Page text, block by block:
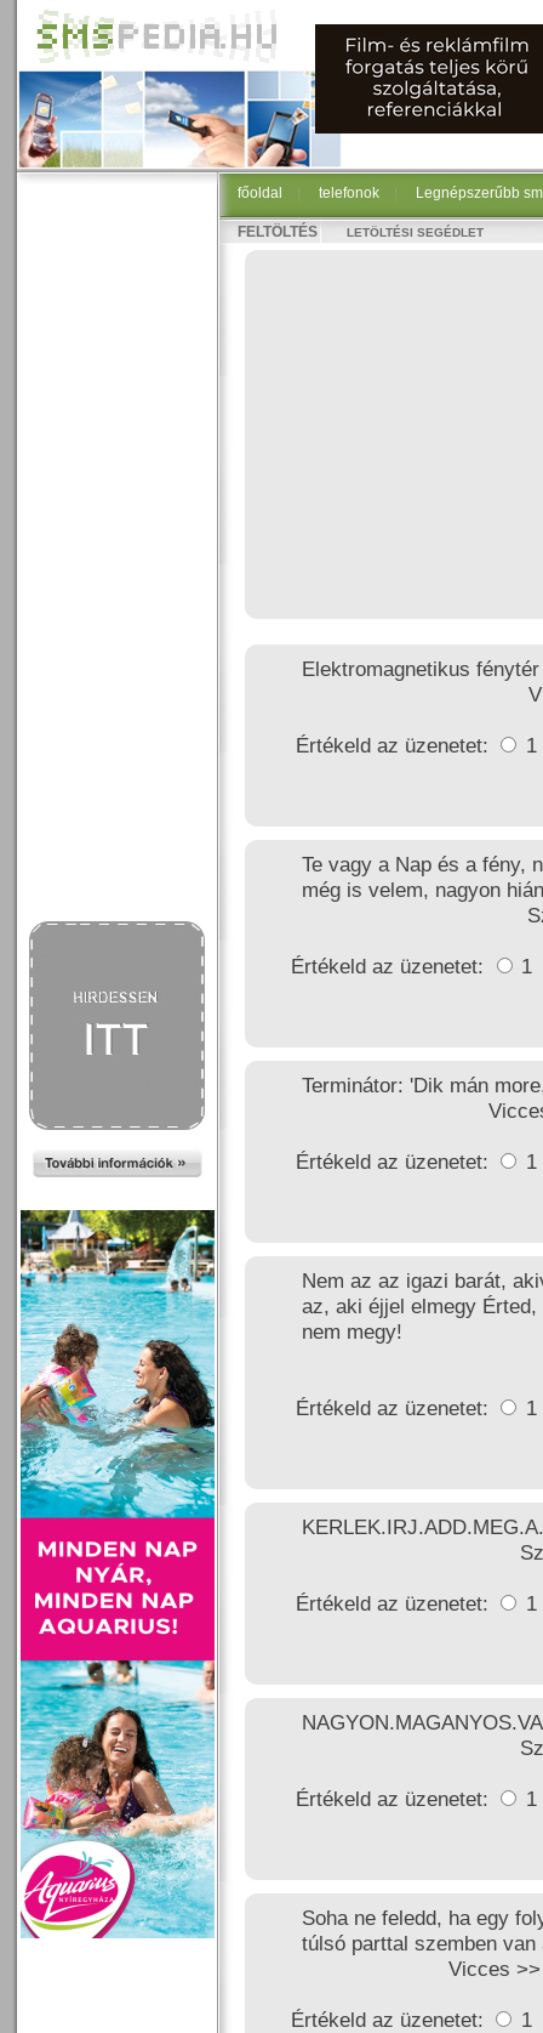
főoldal telefonok Legnépszerűbb
FELTÖLTÉS LETÖLTÉSI SEGÉDLET
Elektromagnetikus
Értékeld az üzenetet: 1
Te vagy a Nap és a fény,
még is velem, nagyon
Értékeld az üzenetet: 1
Terminátor: 'Dik mán
Értékeld az üzenetet: 1
Nem az az igazi barát,
az, aki éjjel elmegy
nem megy!
Értékeld az üzenetet: 1
Értékeld az üzenetet: 1
Értékeld az üzenetet: 1
Soha ne feledd, ha egy
túlsó parttal szemben van
Vicces
Értékeld az üzenetet: 1